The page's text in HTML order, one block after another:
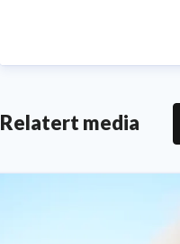
Relatert media